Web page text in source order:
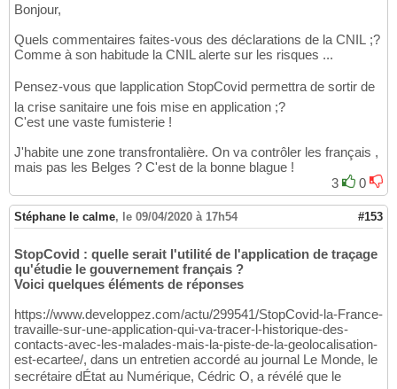
Bonjour,
Quels commentaires faites-vous des déclarations de la CNIL ;?
Comme à son habitude la CNIL alerte sur les risques ...
Pensez-vous que lapplication StopCovid permettra de sortir de
la crise sanitaire une fois mise en application ;?
C'est une vaste fumisterie !
J'habite une zone transfrontalière. On va contrôler les français ,
mais pas les Belges ? C'est de la bonne blague !
3
0
Stéphane le calme, le 09/04/2020 à 17h54 #153
StopCovid : quelle serait l'utilité de l'application de traçage
qu'étudie le gouvernement français ?
Voici quelques éléments de réponses
https://www.developpez.com/actu/299541/StopCovid-la-France-
travaille-sur-une-application-qui-va-tracer-l-historique-des-
contacts-avec-les-malades-mais-la-piste-de-la-geolocalisation-
est-ecartee/, dans un entretien accordé au journal Le Monde, le
secrétaire dÉtat au Numérique, Cédric O, a révélé que le